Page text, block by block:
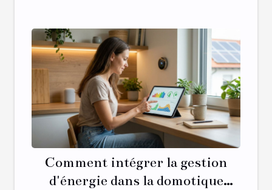
Comment intégrer la gestion
d'énergie dans la domotique